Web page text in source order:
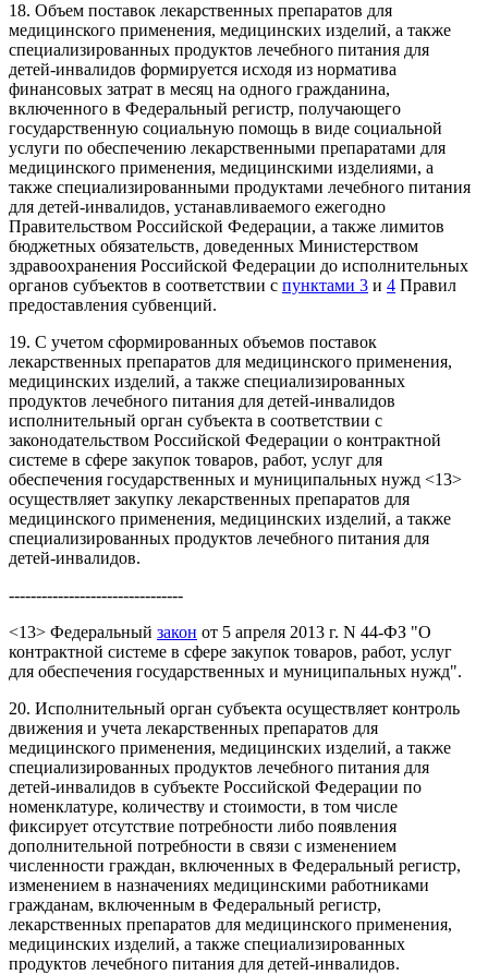
18. Объем поставок лекарственных препаратов для
медицинского применения, медицинских изделий, а также
специализированных продуктов лечебного питания для
детей-инвалидов формируется исходя из норматива
финансовых затрат в месяц на одного гражданина,
включенного в Федеральный регистр, получающего
государственную социальную помощь в виде социальной
услуги по обеспечению лекарственными препаратами для
медицинского применения, медицинскими изделиями, а
также специализированными продуктами лечебного питания
для детей-инвалидов, устанавливаемого ежегодно
Правительством Российской Федерации, а также лимитов
бюджетных обязательств, доведенных Министерством
здравоохранения Российской Федерации до исполнительных
органов субъектов в соответствии с пунктами 3 и 4 Правил
предоставления субвенций.
19. С учетом сформированных объемов поставок
лекарственных препаратов для медицинского применения,
медицинских изделий, а также специализированных
продуктов лечебного питания для детей-инвалидов
исполнительный орган субъекта в соответствии с
законодательством Российской Федерации о контрактной
системе в сфере закупок товаров, работ, услуг для
обеспечения государственных и муниципальных нужд <13>
осуществляет закупку лекарственных препаратов для
медицинского применения, медицинских изделий, а также
специализированных продуктов лечебного питания для
детей-инвалидов.
--------------------------------
<13> Федеральный закон от 5 апреля 2013 г. N 44-ФЗ "О
контрактной системе в сфере закупок товаров, работ, услуг
для обеспечения государственных и муниципальных нужд".
20. Исполнительный орган субъекта осуществляет контроль
движения и учета лекарственных препаратов для
медицинского применения, медицинских изделий, а также
специализированных продуктов лечебного питания для
детей-инвалидов в субъекте Российской Федерации по
номенклатуре, количеству и стоимости, в том числе
фиксирует отсутствие потребности либо появления
дополнительной потребности в связи с изменением
численности граждан, включенных в Федеральный регистр,
изменением в назначениях медицинскими работниками
гражданам, включенным в Федеральный регистр,
лекарственных препаратов для медицинского применения,
медицинских изделий, а также специализированных
продуктов лечебного питания для детей-инвалидов.